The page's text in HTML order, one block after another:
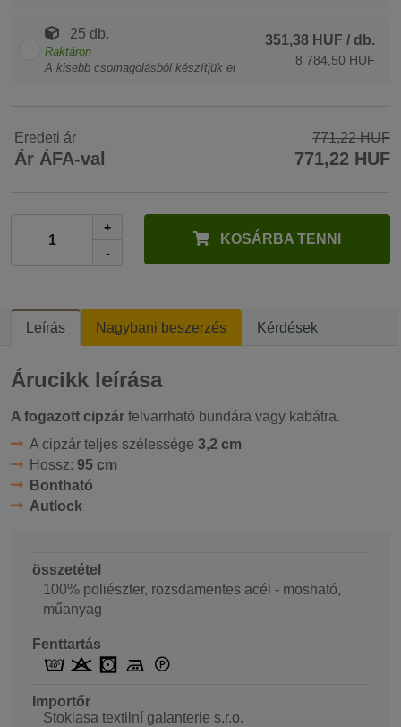
25 db.
Raktáron
A kisebb csomagolásból készítjük el
351,38 HUF / db.
8 784,50 HUF
Eredeti ár 771,22 HUF
Ár ÁFA-val 771,22 HUF
+
-
KOSÁRBA TENNI
Leírás Nagybani beszerzés Kérdések
Árucikk leírása
A fogazott cipzár felvarrható bundára vagy kabátra.
A cipzár teljes szélessége 3,2 cm
Hossz: 95 cm
Bontható
Autlock
összetétel
100% poliészter, rozsdamentes acél - mosható,
műanyag
Fenttartás
Importőr
Stoklasa textilní galanterie s.r.o.